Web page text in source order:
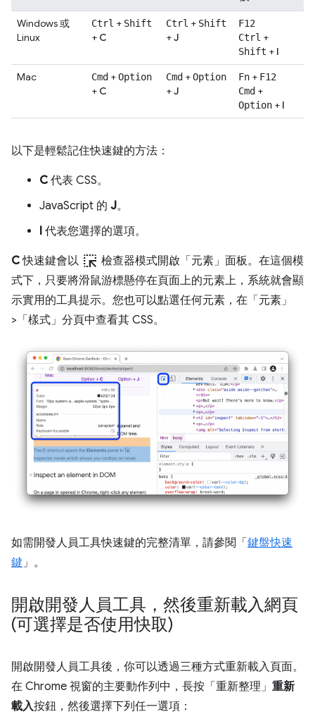
Windows 或
Linux
Ctrl + Shift
+ C
Ctrl + Shift
+J
F12
Ctrl +
Shift + I
Mac
Cmd +Option
+ C
Cmd +Option
+J
Fn + F12
Cmd +
Option + I
以下是輕鬆記住快速鍵的方法：
C 代表 CSS。
JavaScript 的 J。
I 代表您選擇的選項。
C快速鍵會以 ink_selection 檢查器模式開啟「元素」 面板。在這個模
式下，只要將滑鼠游標懸停在頁面上的元素上，系統就會顯
示實用的工具提示。您也可以點選任何元素，在「元素」
>「樣式」 分頁中查看其 CSS。
如需開發人員工具快速鍵的完整清單，請參閱「鍵盤快速
鍵 」。
開啟開發人員工具，然後重新載入網頁
(可選擇是否使用快取)
開啟開發人員工具後，你可以透過三種方式重新載入頁面。
在 Chrome 視窗的主要動作列中，長按「重新整理」 重新
載入按鈕，然後選擇下列任一選項：